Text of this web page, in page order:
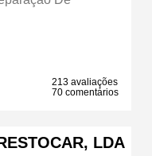
213 avaliações
70 comentários
LDA